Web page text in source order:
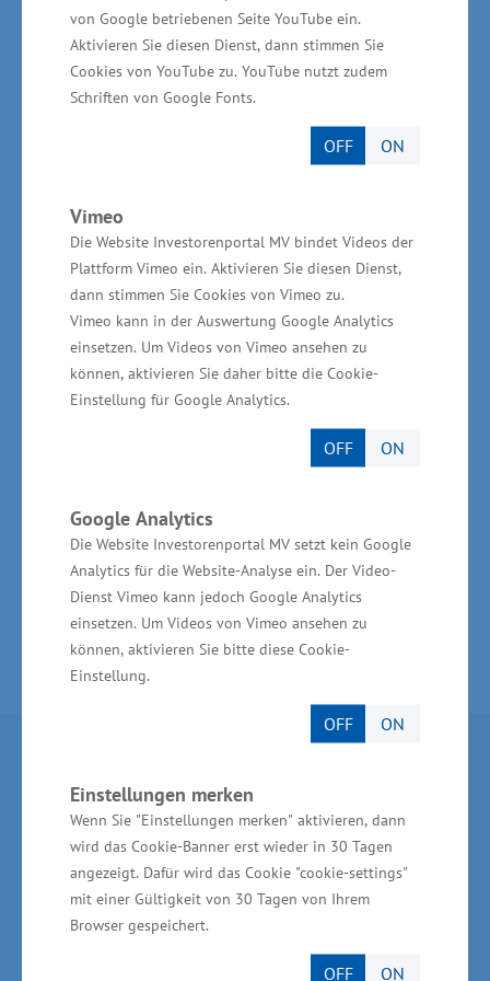
von Google betriebenen Seite YouTube ein.
Aktivieren Sie diesen Dienst, dann stimmen Sie
Cookies von YouTube zu. YouTube nutzt zudem
Schriften von Google Fonts.
OFF ON
Vimeo
Die Website Investorenportal MV bindet Videos der
Plattform Vimeo ein. Aktivieren Sie diesen Dienst,
dann stimmen Sie Cookies von Vimeo zu.
Vimeo kann in der Auswertung Google Analytics
einsetzen. Um Videos von Vimeo ansehen zu
können, aktivieren Sie daher bitte die Cookie-
Einstellung für Google Analytics.
OFF ON
Google Analytics
Die Website Investorenportal MV setzt kein Google
Analytics für die Website-Analyse ein. Der Video-
Dienst Vimeo kann jedoch Google Analytics
einsetzen. Um Videos von Vimeo ansehen zu
können, aktivieren Sie bitte diese Cookie-
Einstellung.
OFF ON
Einstellungen merken
Wenn Sie "Einstellungen merken" aktivieren, dann
wird das Cookie-Banner erst wieder in 30 Tagen
angezeigt. Dafür wird das Cookie "cookie-settings"
mit einer Gültigkeit von 30 Tagen von Ihrem
Browser gespeichert.
OFF ON
Versorgern. Ab 2005 wurden die zweitgrößten
in Deutschland je gefertigten Containerschiffe
mit einer Kapazität von etwa 4.200 TEU
(Standard-Container) auf der Stralsunder
Volkswerft gebaut. Im Jahr 2009 änderte die
ab Juni 2014 wurden auch Teile für Offshore-
Windenergieanlagen gefertigt. Ab März 2016
gehörte die Werft zur Unternehmensgruppe MV
Werften, die hier ein Luxuskreuzfahrtschiff
sowie Teile für Kreuzfahrtschiffe bauen ließ.
Nach der Insolvenz der MV Werften Anfang
2022 erwarb die Hansestadt Stralsund im
selben Jahr noch vom Insolvenzverwalter das
34 Hektar große Werftgelände zur Entwicklung
eines maritimen Industrie- und Gewerbeparks
„Volkswerft“.
Ministerium für Wirtschaft, Infrastruktur,
Tourismus und Arbeit Mecklenburg-Vorpommern
Invest in MV - Wirtschaftsfördergesellschaft des
Landes MV